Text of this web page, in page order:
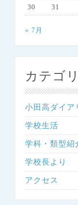
30 31
« 7月
カテゴ
小田高ダイア
学校生活
学科・類型紹
学校長より
アクセス